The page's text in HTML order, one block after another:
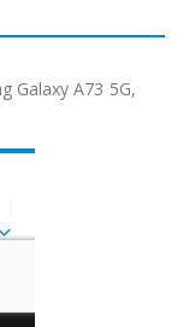
Galaxy A73 5G,